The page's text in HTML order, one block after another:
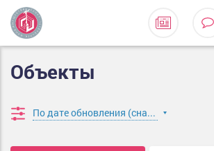
Объекты
По дате обновления (сначала новые)